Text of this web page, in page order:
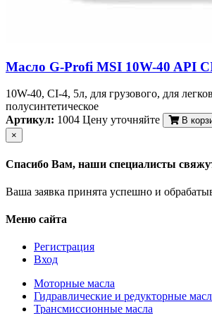
Масло G-Profi MSI 10W-40 API
10W-40, CI-4, 5л, для грузового, для
полусинтетическое
Артикул: 1004 Цену уточняйте
В
×
Спасибо Вам, наши специалисты
Ваша заявка принята успешно и
Меню сайта
Регистрация
Вход
Моторные масла
Гидравлические и редукторные
Трансмиссионные масла